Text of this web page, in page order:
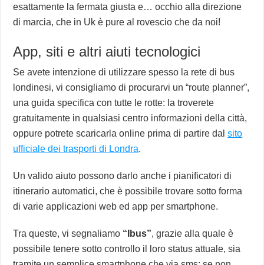
esattamente la fermata giusta e… occhio alla direzione
di marcia, che in Uk è pure al rovescio che da noi!
App, siti e altri aiuti tecnologici
Se avete intenzione di utilizzare spesso la rete di bus
londinesi, vi consigliamo di procurarvi un “route planner”,
una guida specifica con tutte le rotte: la troverete
gratuitamente in qualsiasi centro informazioni della città,
oppure potrete scaricarla online prima di partire dalsito
ufficiale dei trasporti di Londra.
Un valido aiuto possono darlo anche i pianificatori di
itinerario automatici, che è possibile trovare sotto forma
di varie applicazioni web ed app per smartphone.
Tra queste, vi segnaliamo “Ibus”, grazie alla quale è
possibile tenere sotto controllo il loro status attuale, sia